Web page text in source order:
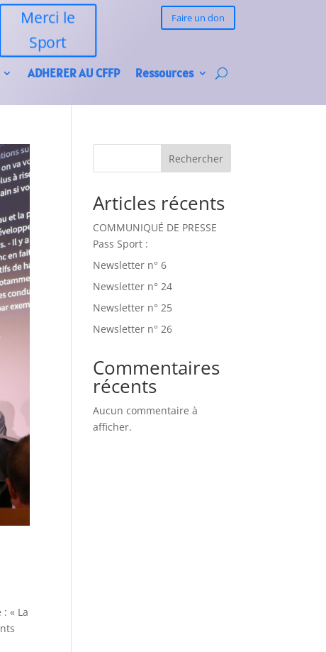
Merci le
Sport
Faire un don
ADHERER AU CFFP Ressources
« La
Rechercher
Articles récents
COMMUNIQUÉ DE PRESSE
Pass Sport :
Newsletter n° 6
Newsletter n° 24
Newsletter n° 25
Newsletter n° 26
Commentaires
récents
Aucun commentaire à
afficher.